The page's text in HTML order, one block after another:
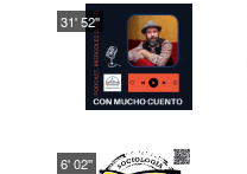
31' 52''
6' 02''